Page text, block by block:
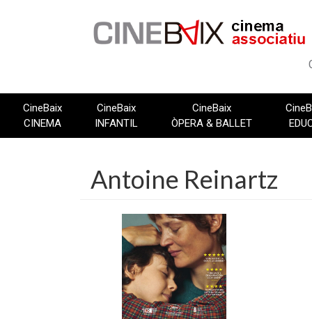
CineBaix
CINEMA
CineBaix
INFANTIL
CineBaix
ÒPERA & BALLET
Antoine Reinartz